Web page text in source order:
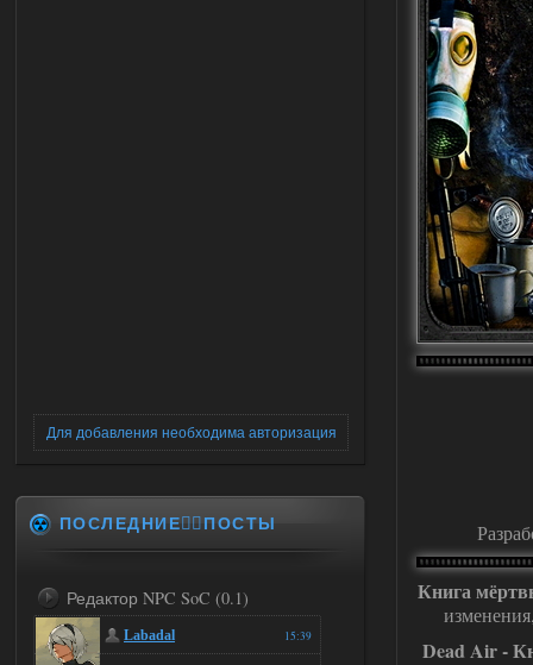
Книга
Dead Air -
Для добавления необходима авторизация
ПОСЛЕДНИЕ✍🏻ПОСТЫ
Редактор NPC SoC (0.1)
15:39
Labadal